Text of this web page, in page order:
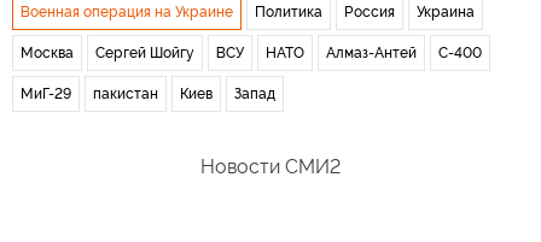
Военная операция на Украине Политика Россия Украина
Москва Сергей Шойгу ВСУ НАТО Алмаз-Антей С-400
МиГ-29 пакистан Киев Запад
Новости СМИ2